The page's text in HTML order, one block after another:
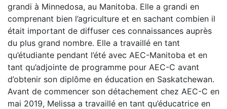
grandi à Minnedosa, au Manitoba. Elle a grandi en
comprenant bien l’agriculture et en sachant combien il
était important de diffuser ces connaissances auprès
du plus grand nombre. Elle a travaillé en tant
qu’étudiante pendant l’été avec AEC-Manitoba et en
tant qu’adjointe de programme pour AEC-C avant
d’obtenir son diplôme en éducation en Saskatchewan.
Avant de commencer son détachement chez AEC-C en
mai 2019, Melissa a travaillé en tant qu’éducatrice en